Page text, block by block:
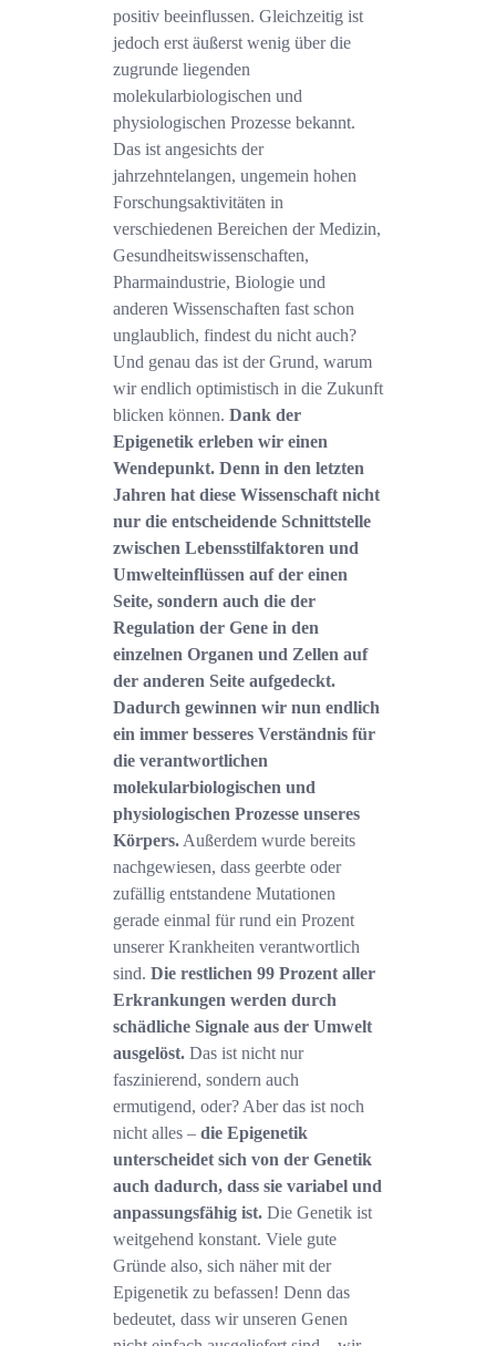
positiv beeinflussen. Gleichzeitig ist
jedoch erst äußerst wenig über die
zugrunde liegenden
molekularbiologischen und
physiologischen Prozesse bekannt.
Das ist angesichts der
jahrzehntelangen, ungemein hohen
Forschungsaktivitäten in
verschiedenen Bereichen der Medizin,
Gesundheitswissenschaften,
Pharmaindustrie, Biologie und
anderen Wissenschaften fast schon
unglaublich, findest du nicht auch?
Und genau das ist der Grund, warum
wir endlich optimistisch in die Zukunft
blicken können. Dank der
Epigenetik erleben wir einen
Wendepunkt. Denn in den letzten
Jahren hat diese Wissenschaft nicht
nur die entscheidende Schnittstelle
zwischen Lebensstilfaktoren und
Umwelteinflüssen auf der einen
Seite, sondern auch die der
Regulation der Gene in den
einzelnen Organen und Zellen auf
der anderen Seite aufgedeckt.
Dadurch gewinnen wir nun endlich
ein immer besseres Verständnis für
die verantwortlichen
molekularbiologischen und
physiologischen Prozesse unseres
Körpers.Außerdem wurde bereits
nachgewiesen, dass geerbte oder
zufällig entstandene Mutationen
gerade einmal für rund ein Prozent
unserer Krankheiten verantwortlich
sind. Die restlichen 99 Prozent aller
Erkrankungen werden durch
schädliche Signale aus der Umwelt
ausgelöst.Das ist nicht nur
faszinierend, sondern auch
ermutigend, oder? Aber das ist noch
nicht alles – die Epigenetik
unterscheidet sich von der Genetik
auch dadurch, dass sie variabel und
anpassungsfähig ist.Die Genetik ist
weitgehend konstant. Viele gute
Gründe also, sich näher mit der
Epigenetik zu befassen! Denn das
bedeutet, dass wir unseren Genen